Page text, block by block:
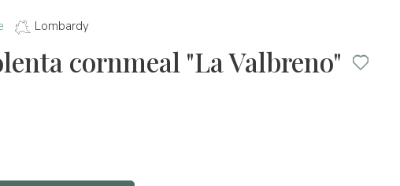
Lombardy
cornmeal "La Valbreno"